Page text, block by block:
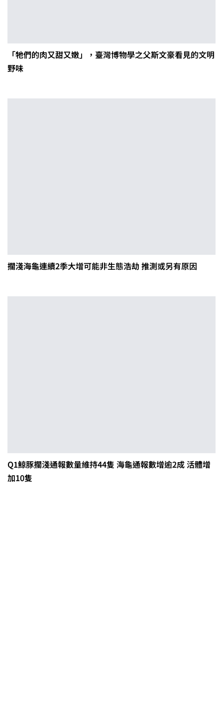
「牠們的肉又甜又嫩」，臺灣博物學之父斯文豪看見的文明
野味
擱淺海龜連續2季大增可能非生態浩劫 推測或另有原因
Q1鯨豚擱淺通報數量維持44隻 海龜通報數增逾2成 活體增
加10隻